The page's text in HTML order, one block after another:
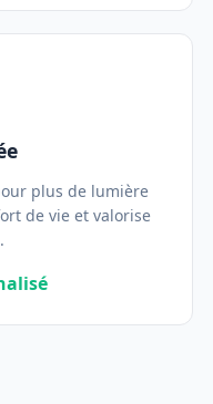
plus de lumière
de vie et valorise